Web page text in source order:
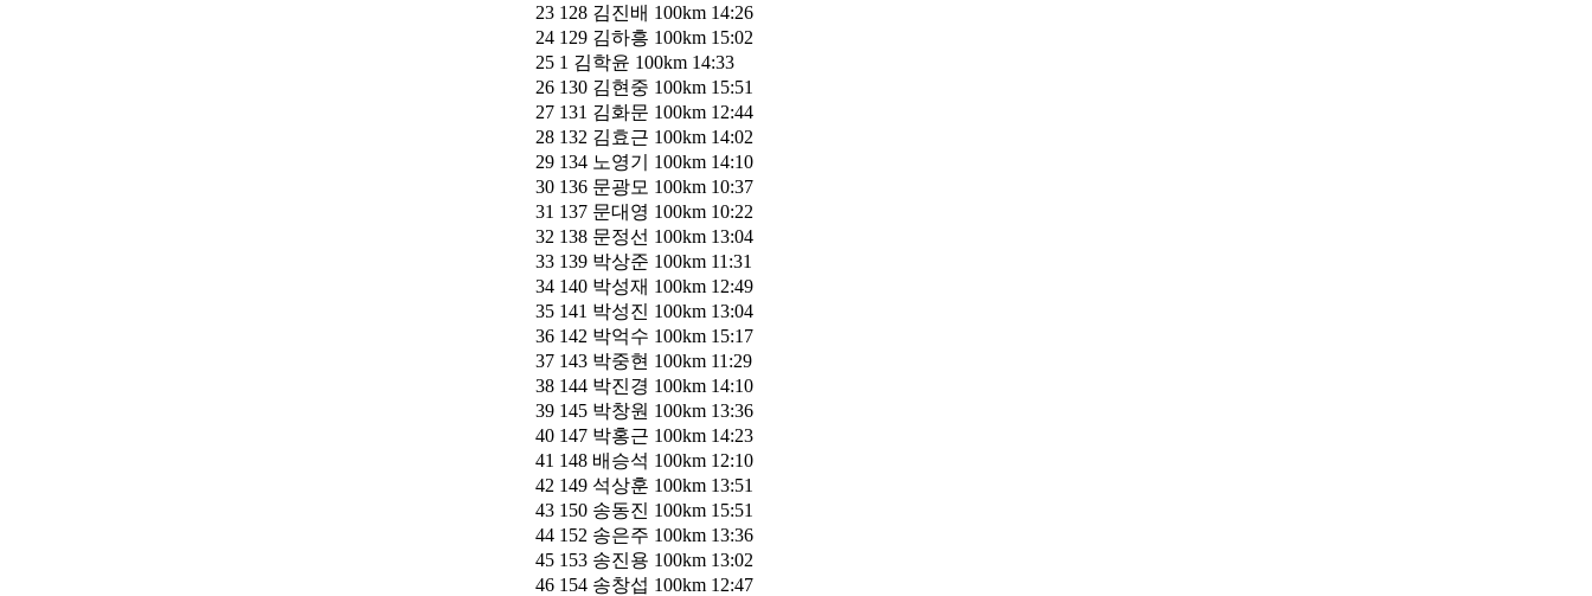
23 128 김진배 100km 14:26
24 129 김하흥 100km 15:02
25 1 김학윤 100km 14:33
26 130 김현중 100km 15:51
27 131 김화문 100km 12:44
28 132 김효근 100km 14:02
29 134 노영기 100km 14:10
30 136 문광모 100km 10:37
31 137 문대영 100km 10:22
32 138 문정선 100km 13:04
33 139 박상준 100km 11:31
34 140 박성재 100km 12:49
35 141 박성진 100km 13:04
36 142 박억수 100km 15:17
37 143 박중현 100km 11:29
38 144 박진경 100km 14:10
39 145 박창원 100km 13:36
40 147 박홍근 100km 14:23
41 148 배승석 100km 12:10
42 149 석상훈 100km 13:51
43 150 송동진 100km 15:51
44 152 송은주 100km 13:36
45 153 송진용 100km 13:02
46 154 송창섭 100km 12:47